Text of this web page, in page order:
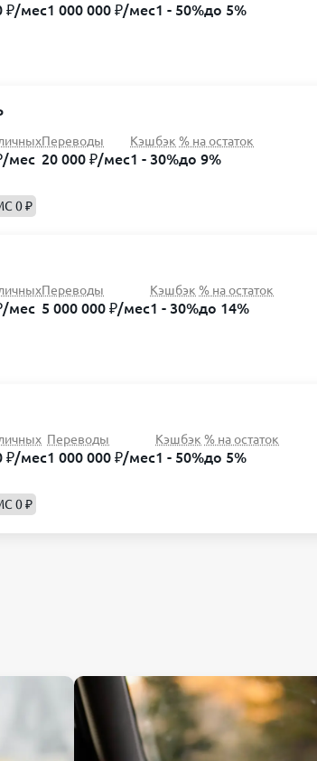
₽/мес1 000 000 ₽/мес1 - 50%до 5%
мес
Переводы
20 000 ₽/мес
Кэшбэк
1 - 30%
% на остаток
до 9%
0 ₽
мес
Переводы
5 000 000 ₽/мес
Кэшбэк
1 - 30%
% на остаток
до 14%
₽/мес
Переводы
1 000 000 ₽/мес
Кэшбэк
1 - 50%
% на остаток
до 5%
0 ₽